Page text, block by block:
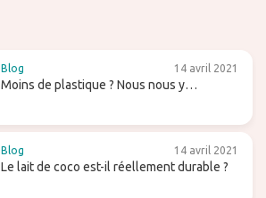
Blog 14 avril 2021
Moins de plastique ? Nous nous y
Blog 14 avril 2021
Le lait de coco est-il réellement durable ?